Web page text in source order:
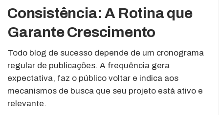
Consistência: A Rotina que
Garante Crescimento
Todo blog de sucesso depende de um cronograma
regular de publicações. A frequência gera
expectativa, faz o público voltar e indica aos
mecanismos de busca que seu projeto está ativo e
relevante.